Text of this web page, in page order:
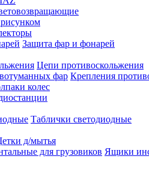
Защита фар и фонарей
Цепи противоскольжения
Крепления
колес
Таблички светодиодные
д/мытья
Ящики